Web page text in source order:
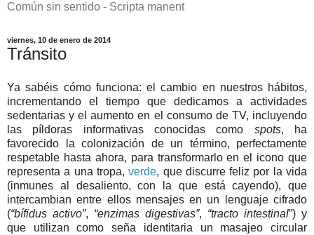
Común sin sentido - Scripta manent
viernes, 10 de enero de 2014
Tránsito
Ya sabéis cómo funciona: el cambio en nuestros hábitos,
incrementando el tiempo que dedicamos a actividades
sedentarias y el aumento en el consumo de TV, incluyendo
las píldoras informativas conocidas como spots, ha
favorecido la colonización de un término, perfectamente
respetable hasta ahora, para transformarlo en el icono que
representa a una tropa,verde, que discurre feliz por la vida
(inmunes al desaliento, con la que está cayendo), que
intercambian entre ellos mensajes en un lenguaje cifrado
(“bífidus activo”, “enzimas digestivas”, “tracto intestinal”) y
que utilizan como seña identitaria un masajeo circular